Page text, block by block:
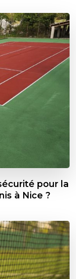
pour la
à Nice ?